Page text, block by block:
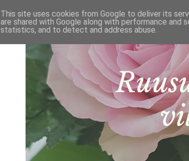
This site uses cookies from Google to deliver its
are shared with Google along with performance
statistics, and to detect and address abuse.